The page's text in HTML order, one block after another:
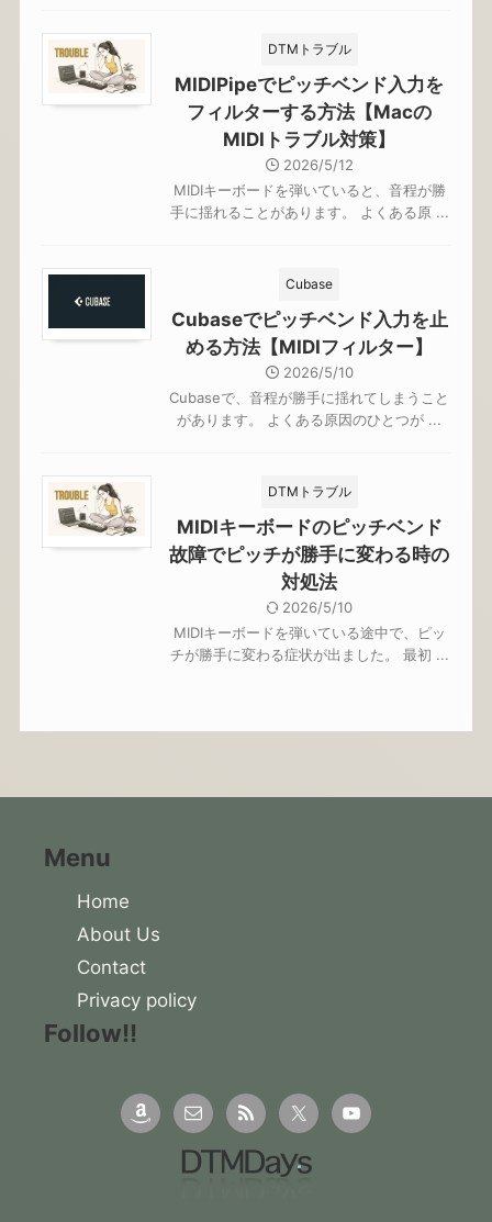
DTMトラブル
MIDIPipeでピッチベンド入力を
フィルターする方法【Macの
MIDIトラブル対策】
2026/5/12
MIDIキーボードを弾いていると、音程が勝
手に揺れることがあります。 よくある原 ...
Cubase
Cubaseでピッチベンド入力を止
める方法【MIDIフィルター】
2026/5/10
Cubaseで、音程が勝手に揺れてしまうこと
があります。 よくある原因のひとつが ...
DTMトラブル
MIDIキーボードのピッチベンド
故障でピッチが勝手に変わる時の
対処法
2026/5/10
MIDIキーボードを弾いている途中で、ピッ
チが勝手に変わる症状が出ました。 最初 ...
Menu
Home
About Us
Contact
Privacy policy
Follow!!